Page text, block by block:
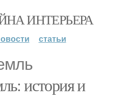
ИНТЕРЬЕРА
статьи
история и